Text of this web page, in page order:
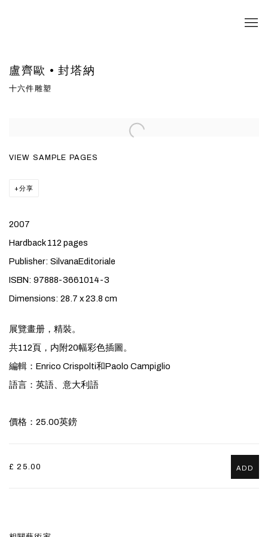
盧齊歐 • 封塔納
十六件雕塑
VIEW SAMPLE PAGES
分享
2007
Hardback 112 pages
Publisher: SilvanaEditoriale
ISBN: 97888-3661014-3
Dimensions: 28.7 x 23.8 cm
展覽畫册，精裝。
共112頁，内附20幅彩色插圖。
編輯：Enrico Crispolti和Paolo Campiglio
語言：英語、意大利語
價格：25.00英鎊
£ 25.00 ADD